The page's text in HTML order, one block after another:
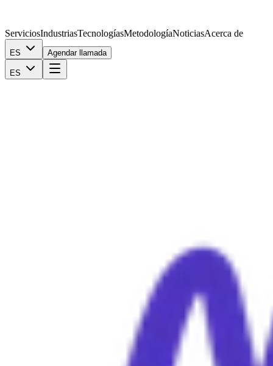
ServiciosIndustriasTecnologíasMetodologíaNoticiasAcerca de
ES Agendar llamada
ES